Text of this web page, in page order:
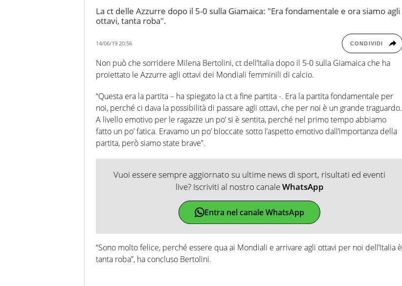
La ct delle Azzurre dopo il 5-0 sulla Giamaica: "Era fondamentale e ora siamo agli
ottavi, tanta roba".
14/06/19 20:56 CONDIVIDI
Non può che sorridere Milena Bertolini, ct dell’Italia dopo il 5-0 sulla Giamaica che ha
proiettato le Azzurre agli ottavi dei Mondiali femminili di calcio.
“Questa era la partita – ha spiegato la ct a fine partita -. Era la partita fondamentale per
noi, perché ci dava la possibilità di passare agli ottavi, che per noi è un grande traguardo.
A livello emotivo per le ragazze un po’ si è sentita, perché nel primo tempo abbiamo
fatto un po’ fatica. Eravamo un po’ bloccate sotto l’aspetto emotivo dall’importanza della
partita, però siamo state brave”.
Vuoi essere sempre aggiornato su ultime news di sport, risultati ed eventi
live? Iscriviti al nostro canaleWhatsApp
Entra nel canale WhatsApp
“Sono molto felice, perché essere qua ai Mondiali e arrivare agli ottavi per noi dell’Italia è
tanta roba”, ha concluso Bertolini.